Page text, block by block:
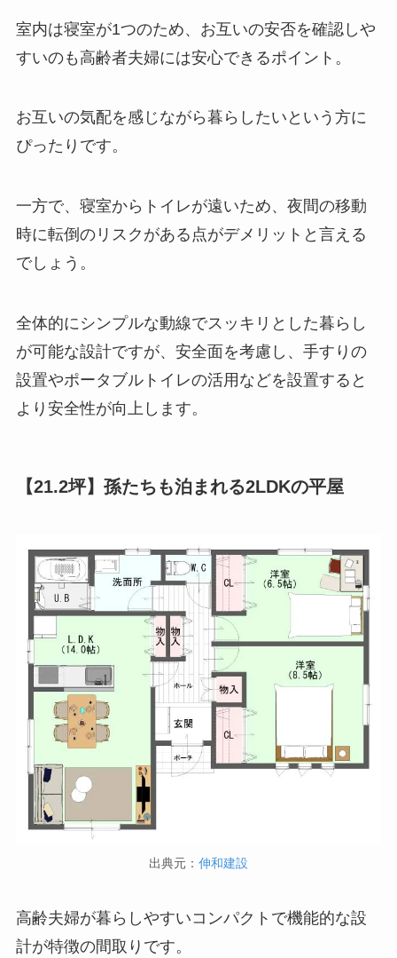
室内は寝室が1つのため、お互いの安否を確認しや
すいのも高齢者夫婦には安心できるポイント。
お互いの気配を感じながら暮らしたいという方に
ぴったりです。
一方で、寝室からトイレが遠いため、夜間の移動
時に転倒のリスクがある点がデメリットと言える
でしょう。
全体的にシンプルな動線でスッキリとした暮らし
が可能な設計ですが、安全面を考慮し、手すりの
設置やポータブルトイレの活用などを設置すると
より安全性が向上します。
【21.2坪】孫たちも泊まれる2LDKの平屋
出典元： 伸和建設
高齢夫婦が暮らしやすいコンパクトで機能的な設
計が特徴の間取りです。